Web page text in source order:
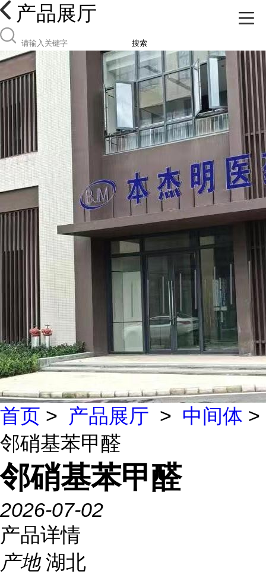
产品展厅
搜索
首页 > 产品展厅 > 中间体 >
邻硝基苯甲醛
邻硝基苯甲醛
2026-07-02
产品详情
产地 湖北